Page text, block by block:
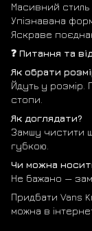
Масивний стиль
Упізнавана
Яскраве
❓ Питання та
Як обрати
Йдуть у розмір.
стопи.
Як доглядати?
Замшу чистити
губкою.
Чи можна
Не бажано —
Придбати Vans
можна в